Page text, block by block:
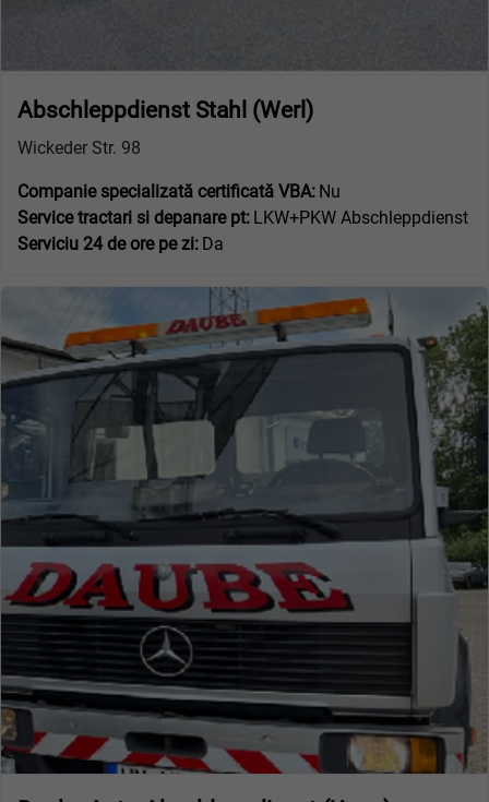
Abschleppdienst Stahl (Werl)
Wickeder Str. 98
Companie specializată certificată VBA: Nu
Service tractari si depanare pt: LKW+PKW Abschleppdienst
Serviciu 24 de ore pe zi: Da